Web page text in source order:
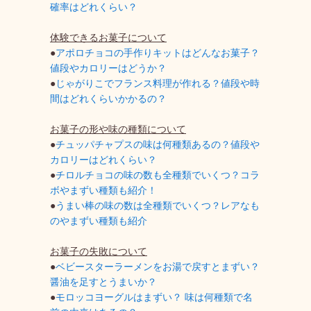
確率はどれくらい？
体験できるお菓子について
●アポロチョコの手作りキットはどんなお菓子？
値段やカロリーはどうか？
●じゃがりこでフランス料理が作れる？値段や時
間はどれくらいかかるの？
お菓子の形や味の種類について
●チュッパチャプスの味は何種類あるの？値段や
カロリーはどれくらい？
●チロルチョコの味の数も全種類でいくつ？コラ
ボやまずい種類も紹介！
●うまい棒の味の数は全種類でいくつ？レアなも
のやまずい種類も紹介
お菓子の失敗について
●ベビースターラーメンをお湯で戻すとまずい？
醤油を足すとうまいか？
●モロッコヨーグルはまずい？ 味は何種類で名